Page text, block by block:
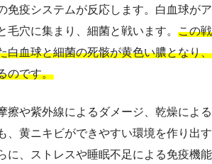
免疫システムが反応します。白血球がア
毛穴に集まり、細菌と戦います。 この戦
白血球と細菌の死骸が黄色い膿となり、
のです。
擦や紫外線によるダメージ、乾燥による
、黄ニキビができやすい環境を作り出す
に、ストレスや睡眠不足による免疫機能